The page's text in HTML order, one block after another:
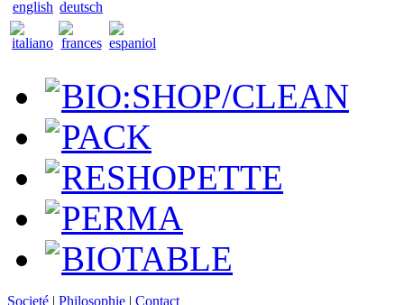
BIO:SHOP/CLEAN
PACK
RESHOPETTE
PERMA
BIOTABLE
Societé | Philosophie | Contact